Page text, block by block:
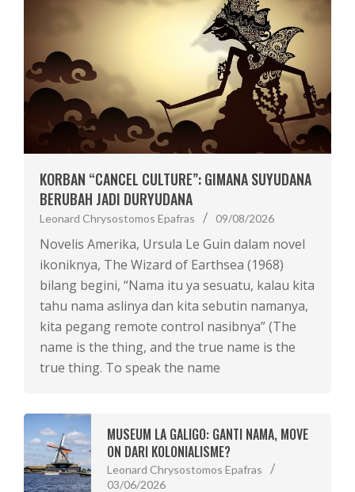
KORBAN “CANCEL CULTURE”: GIMANA SUYUDANA
BERUBAH JADI DURYUDANA
Leonard Chrysostomos Epafras 09/08/2026
Novelis Amerika, Ursula Le Guin dalam novel
ikoniknya, The Wizard of Earthsea (1968)
bilang begini, “Nama itu ya sesuatu, kalau kita
tahu nama aslinya dan kita sebutin namanya,
kita pegang remote control nasibnya” (The
name is the thing, and the true name is the
true thing. To speak the name
MUSEUM LA GALIGO: GANTI NAMA, MOVE
ON DARI KOLONIALISME?
Leonard Chrysostomos Epafras
03/06/2026